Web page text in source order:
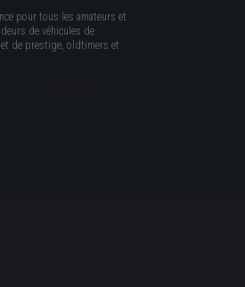
pour tous les amateurs et
de véhicules de
de prestige, oldtimers et